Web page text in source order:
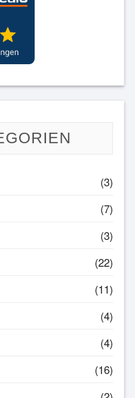
(3)
(7)
(3)
(22)
(11)
(4)
(4)
(16)